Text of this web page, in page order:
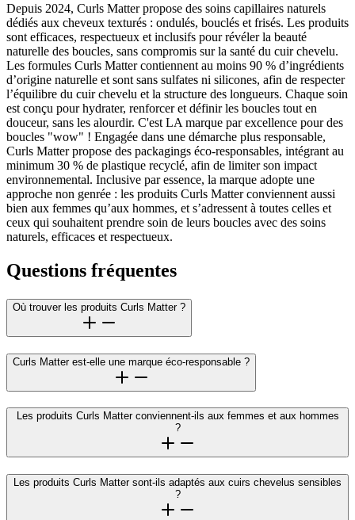
Depuis 2024, Curls Matter propose des soins capillaires naturels
dédiés aux cheveux texturés : ondulés, bouclés et frisés. Les produits
sont efficaces, respectueux et inclusifs pour révéler la beauté
naturelle des boucles, sans compromis sur la santé du cuir chevelu.
Les formules Curls Matter contiennent au moins 90 % d’ingrédients
d’origine naturelle et sont sans sulfates ni silicones, afin de respecter
l’équilibre du cuir chevelu et la structure des longueurs. Chaque soin
est conçu pour hydrater, renforcer et définir les boucles tout en
douceur, sans les alourdir. C'est LA marque par excellence pour des
boucles "wow" ! Engagée dans une démarche plus responsable,
Curls Matter propose des packagings éco-responsables, intégrant au
minimum 30 % de plastique recyclé, afin de limiter son impact
environnemental. Inclusive par essence, la marque adopte une
approche non genrée : les produits Curls Matter conviennent aussi
bien aux femmes qu’aux hommes, et s’adressent à toutes celles et
ceux qui souhaitent prendre soin de leurs boucles avec des soins
naturels, efficaces et respectueux.
Questions fréquentes
Où trouver les produits Curls Matter ?
Curls Matter est-elle une marque éco-responsable ?
Les produits Curls Matter conviennent-ils aux femmes et aux hommes
?
Les produits Curls Matter sont-ils adaptés aux cuirs chevelus sensibles
?